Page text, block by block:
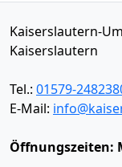
Kaiserslautern-
Kaiserslautern
Tel.: 01579-
E-Mail:
Öffnungszeiten: